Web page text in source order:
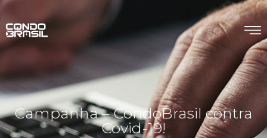
Campanha – CondoBrasil contra
Covid-19!